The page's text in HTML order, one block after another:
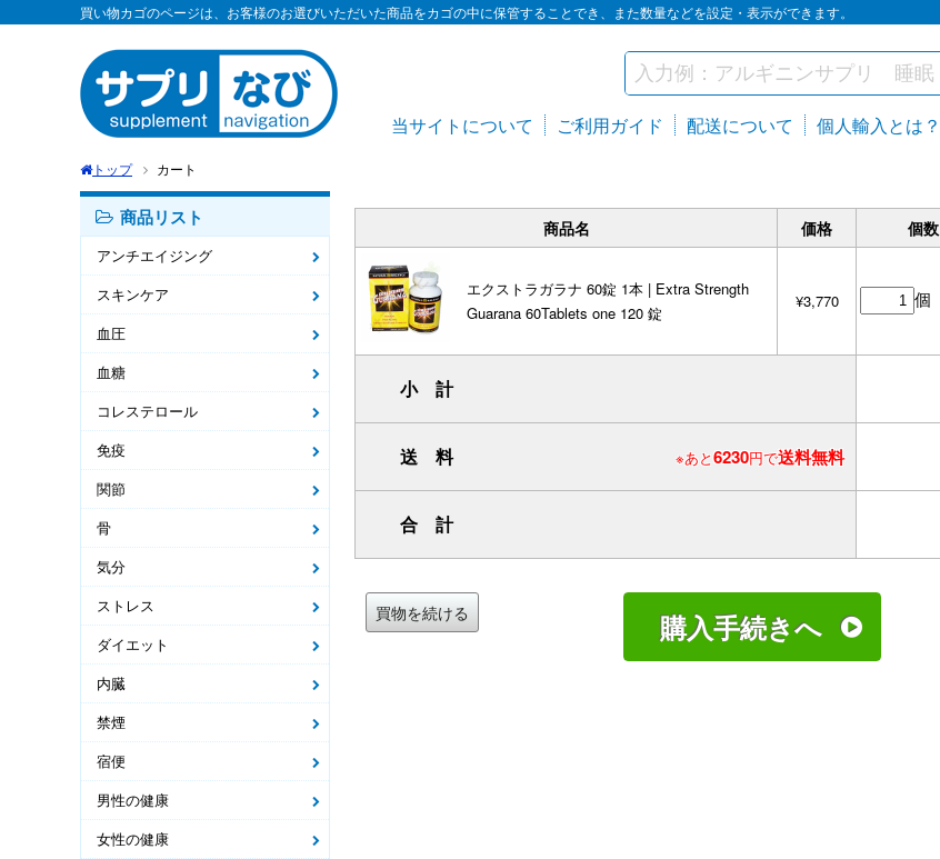
買い物カゴのページは、お客様のお選びいただいた商品をカゴの中に保管することでき、また数量などを設定・表示ができます。
当サイトについて ご利用ガイド 配送について 個人輸入とは？
トップ カート
商品リスト
アンチエイジング
スキンケア
血圧
血糖
コレステロール
免疫
関節
骨
気分
ストレス
ダイエット
内臓
禁煙
宿便
男性の健康
女性の健康
商品名 価格 個数
エクストラガラナ 60錠 1本 | Extra Strength
Guarana 60Tablets one 120 錠
¥3,770 個
小 計
送 料 ※あと6230円で送料無料
合 計
購入手続きへ
買物を続ける